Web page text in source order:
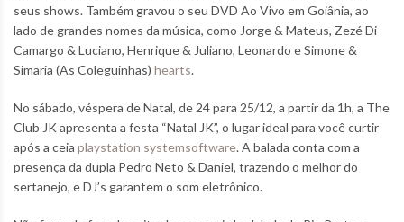
seus shows. Também gravou o seu DVD Ao Vivo em Goiânia, ao
lado de grandes nomes da música, como Jorge & Mateus, Zezé Di
Camargo & Luciano, Henrique & Juliano, Leonardo e Simone &
Simaria (As Coleguinhas) hearts.
No sábado, véspera de Natal, de 24 para 25/12, a partir da 1h, a The
Club JK apresenta a festa “Natal JK”, o lugar ideal para você curtir
após a ceia playstation systemsoftware. A balada conta com a
presença da dupla Pedro Neto & Daniel, trazendo o melhor do
sertanejo, e DJ’s garantem o som eletrônico.